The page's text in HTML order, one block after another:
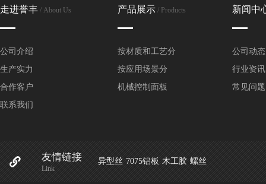
走进誉丰 / About Us
公司介绍
生产实力
合作客户
联系我们
产品展示 / Products
按材质和工艺分
按应用场景分
机械控制面板
新闻中
公司动态
行业资讯
常见问题
友情链接
Link
异型丝 7075铝板 木工胶 螺丝